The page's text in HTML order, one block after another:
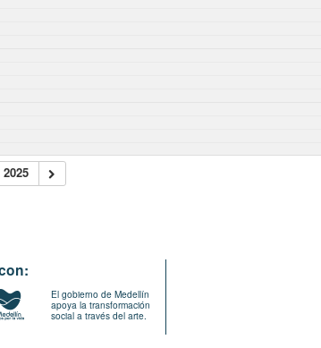
El gobierno de Medellín
apoya la transformación
social a través del arte.